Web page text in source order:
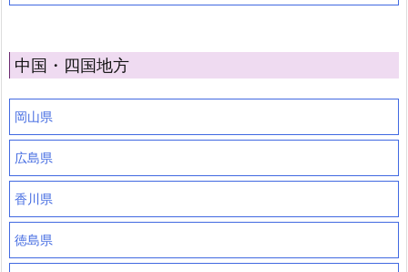
中国・四国地方
岡山県
広島県
香川県
徳島県